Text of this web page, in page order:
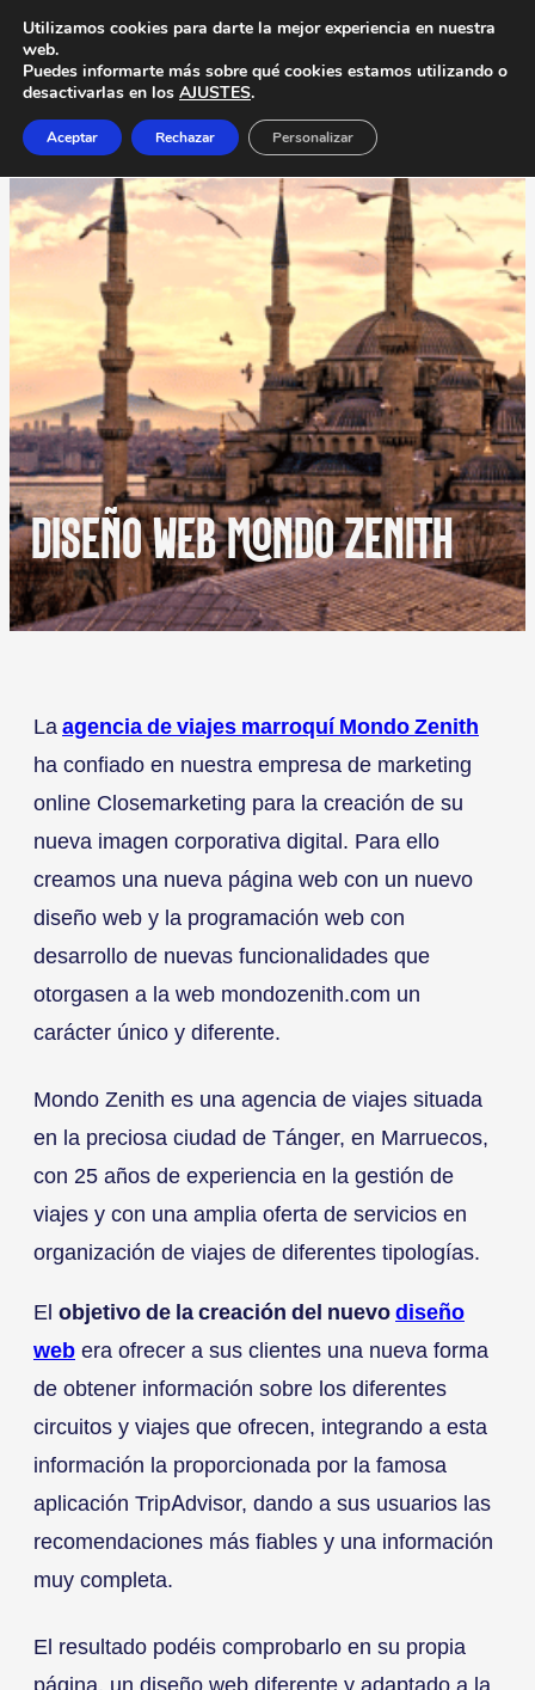
DISEÑO WEB MONDO ZENITH
La agencia de viajes marroquí Mondo Zenith
ha confiado en nuestra empresa de marketing
online Closemarketing para la creación de su
nueva imagen corporativa digital. Para ello
creamos una nueva página web con un nuevo
diseño web y la programación web con
desarrollo de nuevas funcionalidades que
otorgasen a la web mondozenith.com un
carácter único y diferente.
Mondo Zenith es una agencia de viajes situada
en la preciosa ciudad de Tánger, en Marruecos,
con 25 años de experiencia en la gestión de
viajes y con una amplia oferta de servicios en
organización de viajes de diferentes tipologías.
El objetivo de la creación del nuevodiseño
web era ofrecer a sus clientes una nueva forma
de obtener información sobre los diferentes
circuitos y viajes que ofrecen, integrando a esta
información la proporcionada por la famosa
aplicación TripAdvisor, dando a sus usuarios las
recomendaciones más fiables y una información
muy completa.
El resultado podéis comprobarlo en su propia
página, un diseño web diferente y adaptado a la
Utilizamos cookies para darte la mejor experiencia en nuestra
web.
Puedes informarte más sobre qué cookies estamos utilizando o
desactivarlas en los AJUSTES.
Aceptar Rechazar Personalizar